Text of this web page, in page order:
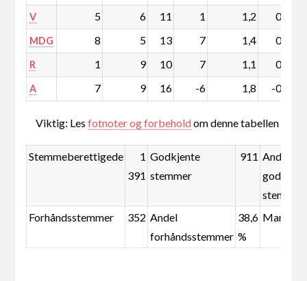
V 5 6 11 1 1,2 0,2
MDG 8 5 13 7 1,4 0,8
R 1 9 10 7 1,1 0,8
A 7 9 16 -6 1,8 -0,5
Viktig: Lesfotnoter og forbeholdom denne tabellen
Stemmeberettigede
1
391
Godkjente
stemmer
911 Andel
stemmer
Forhåndsstemmer
352 Andel
forhåndsstemmer
38,6
%